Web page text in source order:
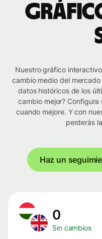
Nuestro gráfico
cambio medio del
datos históricos de los
cambio mejor?
cuando mejore. Y con
perderás
Haz un
0
Sin cambios